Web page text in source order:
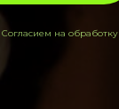
Согласием на обработку